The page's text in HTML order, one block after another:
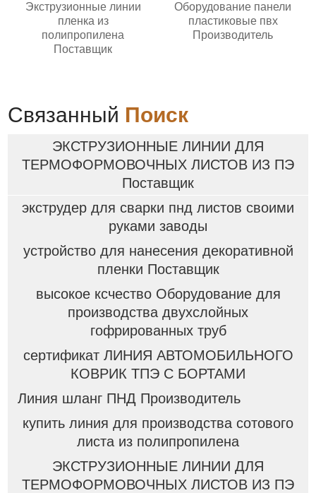
Экструзионные линии
пленка из
полипропилена
Поставщик
Оборудование панели
пластиковые пвх
Производитель
Связанный Поиск
ЭКСТРУЗИОННЫЕ ЛИНИИ ДЛЯ
ТЕРМОФОРМОВОЧНЫХ ЛИСТОВ ИЗ ПЭ
Поставщик
экструдер для сварки пнд листов своими
руками заводы
устройство для нанесения декоративной
пленки Поставщик
высокое ксчество Оборудование для
производства двухслойных
гофрированных труб
сертификат ЛИНИЯ АВТОМОБИЛЬНОГО
КОВРИК ТПЭ С БОРТАМИ
Линия шланг ПНД Производитель
купить линия для производства сотового
листа из полипропилена
ЭКСТРУЗИОННЫЕ ЛИНИИ ДЛЯ
ТЕРМОФОРМОВОЧНЫХ ЛИСТОВ ИЗ ПЭ